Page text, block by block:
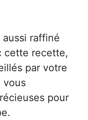
raffiné
cette recette,
par votre
vous
pour